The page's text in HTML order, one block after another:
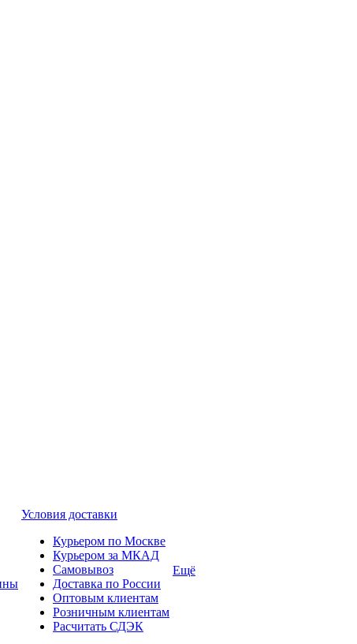
Условия доставки
Курьером по Москве
Курьером за МКАД
Самовывоз
Доставка по России
Оптовым клиентам
Розничным клиентам
Расчитать СДЭК
Ещё